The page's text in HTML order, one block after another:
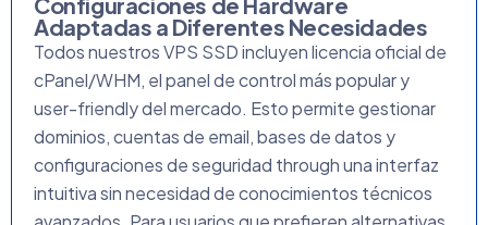
Adaptadas a Diferentes Necesidades
Todos nuestros VPS SSD incluyen licencia oficial de
cPanel/WHM, el panel de control más popular y
user-friendly del mercado. Esto permite gestionar
dominios, cuentas de email, bases de datos y
configuraciones de seguridad through una interfaz
intuitiva sin necesidad de conocimientos técnicos